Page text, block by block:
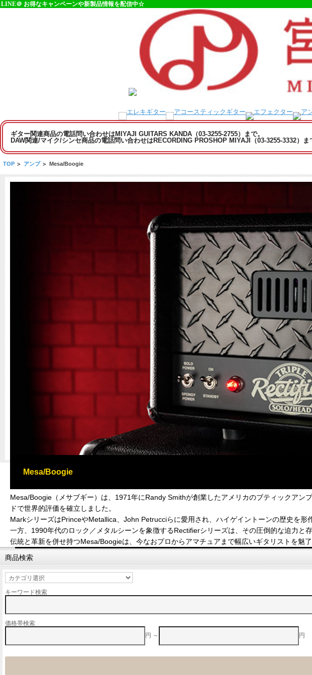
LINE＠ お得なキャンペーンや新製品情報を配信中☆
ギター関連商品の電話問い合わせはMIYAJI GUITARS KANDA（03-3255-2755）まで。
DAW関連/マイク/シンセ商品の電話問い合わせはRECORDING PROSHOP MIYAJI（03-3255-3332）ま
TOP > アンプ > Mesa/Boogie
Mesa/Boogie
Mesa/Boogie（メサブギー）は、1971年にRandy Smithが創業したアメリカのブティックア
ドで世界的評価を確立しました。
MarkシリーズはPrinceやMetallica、John Petrucciらに愛用され、ハイゲイントーンの歴史を形
一方、1990年代のロック／メタルシーンを象徴するRectifierシリーズは、その圧倒的な迫力と
伝統と革新を併せ持つMesa/Boogieは、今なおプロからアマチュアまで幅広いギタリストを魅了
商品検索
キーワード検索
価格帯検索
円 ～
円